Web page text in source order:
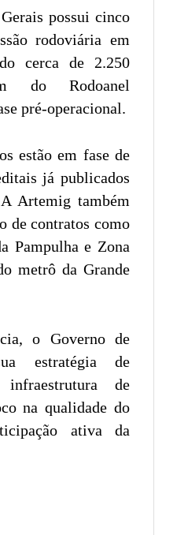
possui cinco
rodoviária em
cerca de 2.250
do Rodoanel
pré-operacional.
estão em fase de
já publicados
Artemig também
de contratos como
Pampulha e Zona
metrô da Grande
o Governo de
estratégia de
infraestrutura de
na qualidade do
ativa da